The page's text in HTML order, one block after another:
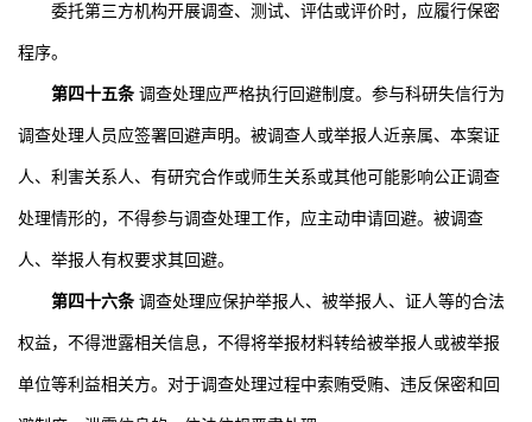
委托第三方机构开展调查、测试、评估或评价时，应履行保密
程序。
第四十五条 调查处理应严格执行回避制度。参与科研失信行为
调查处理人员应签署回避声明。被调查人或举报人近亲属、本案证
人、利害关系人、有研究合作或师生关系或其他可能影响公正调查
处理情形的，不得参与调查处理工作，应主动申请回避。被调查
人、举报人有权要求其回避。
第四十六条 调查处理应保护举报人、被举报人、证人等的合法
权益，不得泄露相关信息，不得将举报材料转给被举报人或被举报
单位等利益相关方。对于调查处理过程中索贿受贿、违反保密和回